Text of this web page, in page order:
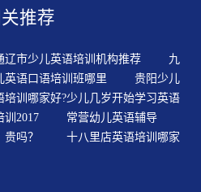
弥补英语语言环境的不足。能
要重点掌握。有强大的教育集
有力保障。建议各位宝妈宝爸
子的少儿英语培训班，我向大
觉得不错。游戏教学符合生生
课堂上的紧张气氛，有助于消
早不宜迟，少儿英语学习的孩
习得的黄金时期，在学习少儿
推荐
辽市少儿英语培训机构推荐
九
英语口语培训班哪里
贵阳少儿
培训哪家好?少儿几岁开始学习英语
训2017
常营幼儿英语辅导
吗？
十八里店英语培训哪家